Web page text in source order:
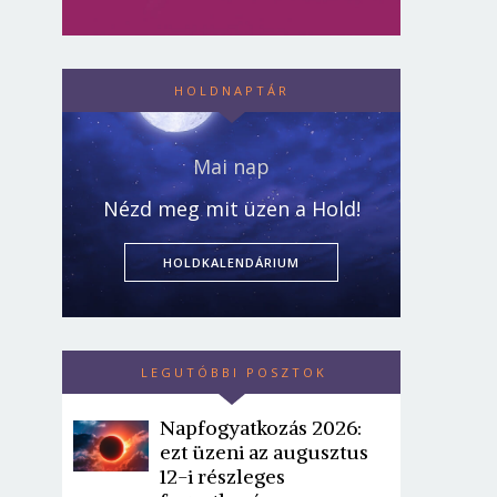
HOLDNAPTÁR
Mai nap
Nézd meg mit üzen a Hold!
HOLDKALENDÁRIUM
LEGUTÓBBI POSZTOK
Napfogyatkozás 2026:
ezt üzeni az augusztus
12-i részleges